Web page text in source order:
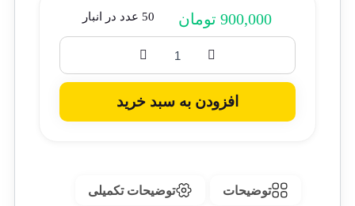
900,000 تومان 50 عدد در انبار
افزودن به سبد خرید
توضیحات توضیحات تکمیلی